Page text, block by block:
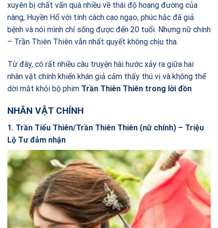
xuyên bị chất vấn quá nhiều về thái độ hoang đường của
nàng, Huyền Hổ với tính cách cao ngạo, phúc hắc đã giả
bệnh và nói mình chỉ sống được đến 20 tuổi. Nhưng nữ chính
– Trần Thiên Thiên vẫn nhất quyết không chịu tha.
Từ đây, có rất nhiều câu truyện hài hước xảy ra giữa hai
nhân vật chính khiến khán giả cảm thấy thú vị và không thể
dời mắt khỏi bộ phim Trần Thiên Thiên trong lời đồn
NHÂN VẬT CHÍNH
1. Trần Tiểu Thiên/Trần Thiên Thiên (nữ chính) – Triệu
Lộ Tư đảm nhận